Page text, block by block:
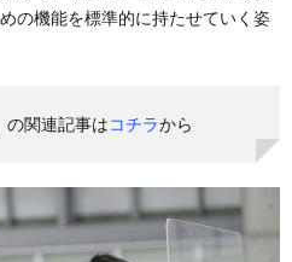
の機能を標準的に持たせていく姿
の関連記事はコチラから